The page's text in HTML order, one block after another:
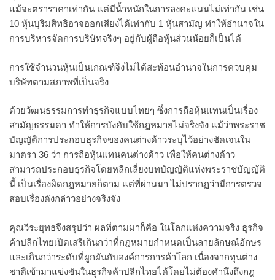
แม้จะตราราคาเท่ากัน แต่มีน้ำหนักในการลงคะแนนไม่เท่ากัน เช่น
10 หุ้นบุริมสิทธิอาจออกเสียงได้เท่ากับ 1 หุ้นสามัญ ทำให้อำนาจใน
การบริหารจัดการบริษัทจริงๆ อยู่กับผู้ถือหุ้นส่วนน้อยก็เป็นได้
การใช้จำนวนหุ้นเป็นเกณฑ์จึงไม่ได้สะท้อนอำนาจในการควบคุม
บริษัทตามสภาพที่เป็นจริง
ด้วยวัฒนธรรมการทำธุรกิจแบบไทยๆ ซึ่งการถือหุ้นแทนเป็นเรื่อง
สามัญธรรมดา ทำให้การบังคับใช้กฎหมายไม่จริงจัง แม้ว่าพระราช
บัญญัติการประกอบธุรกิจของคนต่างด้าวระบุไว้อย่างชัดเจนใน
มาตรา 36 ว่า การถือหุ้นแทนคนต่างด้าว เพื่อให้คนต่างด้าว
สามารถประกอบธุรกิจโดยหลีกเลี่ยงบทบัญญัติแห่งพระราชบัญญัติ
นี้ เป็นเรื่องผิดกฎหมายก็ตาม แต่ที่ผ่านมา ไม่ปรากฏว่ามีการตรวจ
สอบเรื่องดังกล่าวอย่างจริงจัง
คุณวีระยุทธจึงสรุปว่า ผลที่ตามมาก็คือ ในโลกแห่งความจริง ธุรกิจ
ค้าปลีกไทยเปิดเสรีเกินกว่าที่กฎหมายกำหนดเป็นลายลักษณ์อักษร
และเกินกว่าระดับที่ผูกผันกับองค์การการค้าโลก เนื่องจากทุนต่าง
ชาติเข้ามาแข่งขันในธุรกิจค้าปลีกไทยได้โดยไม่ต้องคำนึงถึงกฎ